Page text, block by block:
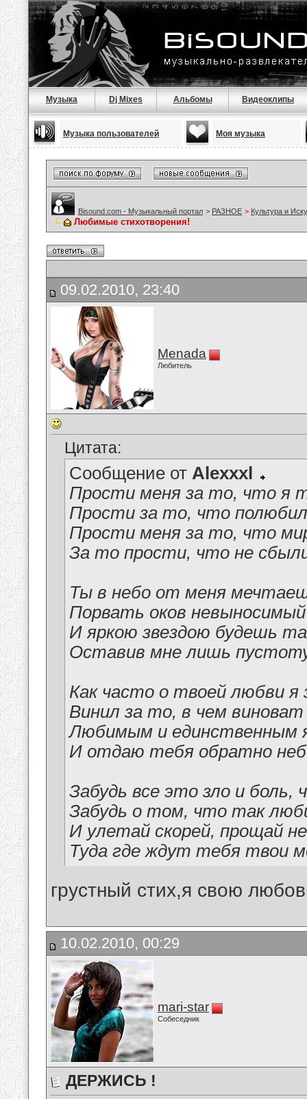
Музыка Dj Mixes Альбомы Видеоклипы
Музыка пользователей Моя музыка
Bisound.com - Музыкальный портал > РАЗНОЕ > Культура и
Любимые стихотворения!
09.02.2010, 23:40
Menada
Любитель
Цитата:
Сообщение от Alexxxl
Прости меня за то, что я
Прости за то, что
Прости меня за то, что
За то прости, что не
Ты в небо от меня
Порвать оков
И яркою звездою будешь
Оставив мне лишь
Как часто о твоей любви я
Винил за то, в чем
Любимым и единственным
И отдаю тебя обратно
Забудь все это зло и боль,
Забудь о том, что так
И улетай скорей, прощай
Туда где ждут тебя твои
грустный стих,я свою
10.02.2010, 00:29
mari-star
Собеседник
ДЕРЖИСЬ !